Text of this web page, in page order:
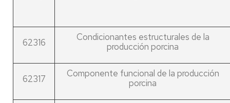
62316
Condicionantes estructurales de la
producción porcina
62317
Componente funcional de la producción
porcina